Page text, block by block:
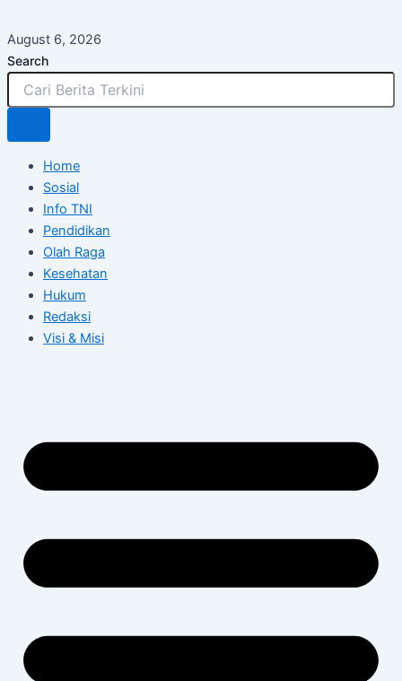
to
content
August 6, 2026
Search
Home
Sosial
Info TNI
Pendidikan
Olah Raga
Kesehatan
Hukum
Redaksi
Visi & Misi